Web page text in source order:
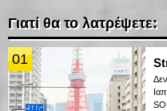
Γιατί θα το λατρέψετε:
01